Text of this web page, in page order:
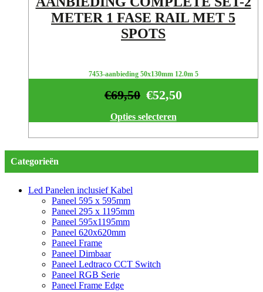
METER 1 FASE RAIL MET 5
SPOTS
7453-aanbieding 50x130mm 12.0m 5
€52,50
€69,50
Opties selecteren
Categorieën
Led Panelen inclusief Kabel
Paneel 595 x 595mm
Paneel 295 x 1195mm
Paneel 595x1195mm
Paneel 620x620mm
Paneel Frame
Paneel Dimbaar
Paneel Ledtraco CCT Switch
Paneel RGB Serie
Paneel Frame Edge